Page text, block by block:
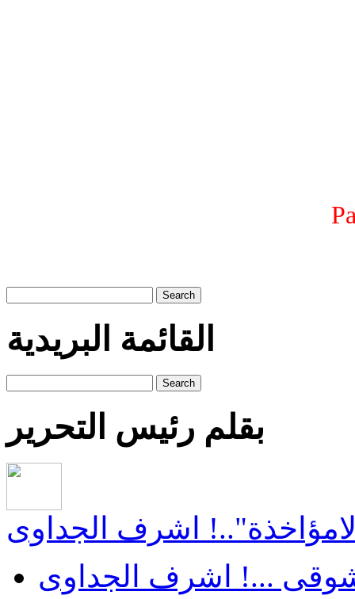
Search
القائمة البريدية
Search
بقلم رئيس التحرير
اشرف الجداوى
شوقى ...! اشرف الجداوى